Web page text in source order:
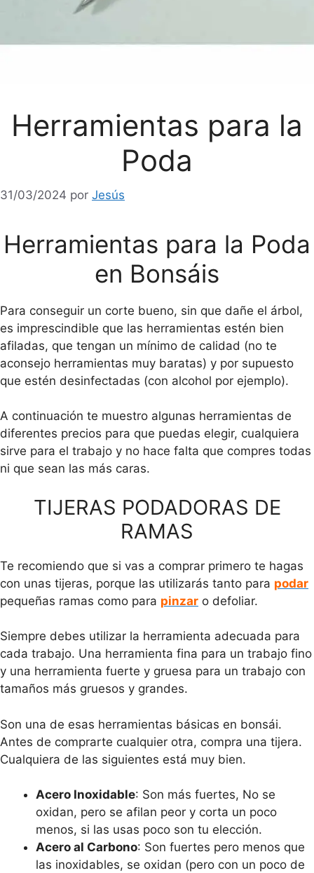
Herramientas para la
Poda
31/03/2024 por Jesús
Herramientas para la Poda
en Bonsáis
Para conseguir un corte bueno, sin que dañe el árbol,
es imprescindible que las herramientas estén bien
afiladas, que tengan un mínimo de calidad (no te
aconsejo herramientas muy baratas) y por supuesto
que estén desinfectadas (con alcohol por ejemplo).
A continuación te muestro algunas herramientas de
diferentes precios para que puedas elegir, cualquiera
sirve para el trabajo y no hace falta que compres todas
ni que sean las más caras.
TIJERAS PODADORAS DE
RAMAS
Te recomiendo que si vas a comprar primero te hagas
con unas tijeras, porque las utilizarás tanto para podar
pequeñas ramas como para pinzar o defoliar.
Siempre debes utilizar la herramienta adecuada para
cada trabajo. Una herramienta fina para un trabajo fino
y una herramienta fuerte y gruesa para un trabajo con
tamaños más gruesos y grandes.
Son una de esas herramientas básicas en bonsái.
Antes de comprarte cualquier otra, compra una tijera.
Cualquiera de las siguientes está muy bien.
Acero Inoxidable: Son más fuertes, No se
oxidan, pero se afilan peor y corta un poco
menos, si las usas poco son tu elección.
Acero al Carbono: Son fuertes pero menos que
las inoxidables, se oxidan (pero con un poco de